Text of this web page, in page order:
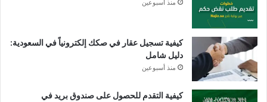
منذ أسبوعين
كيفية تسجيل عقار في صكك إلكترونياً في السعودية:
دليل شامل
منذ أسبوعين
كيفية التقدم للحصول على صندوق بريد في